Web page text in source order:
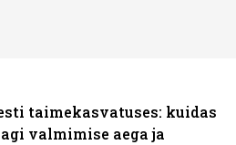
taimekasvatuses: kuidas
valmimise aega ja